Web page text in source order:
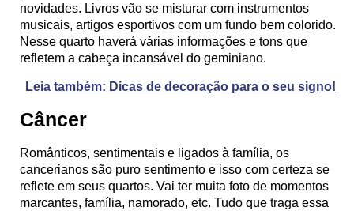
novidades. Livros vão se misturar com instrumentos
musicais, artigos esportivos com um fundo bem colorido.
Nesse quarto haverá várias informações e tons que
refletem a cabeça incansável do geminiano.
Leia também: Dicas de decoração para o seu signo!
Câncer
Românticos, sentimentais e ligados à família, os
cancerianos são puro sentimento e isso com certeza se
reflete em seus quartos. Vai ter muita foto de momentos
marcantes, família, namorado, etc. Tudo que traga essa